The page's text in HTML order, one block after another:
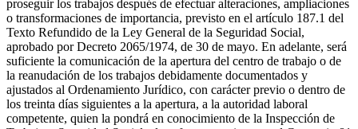
proseguir los trabajos después de efectuar alteraciones, ampliaciones
o transformaciones de importancia, previsto en el artículo 187.1 del
Texto Refundido de la Ley General de la Seguridad Social,
aprobado por Decreto 2065/1974, de 30 de mayo. En adelante, será
suficiente la comunicación de la apertura del centro de trabajo o de
la reanudación de los trabajos debidamente documentados y
ajustados al Ordenamiento Jurídico, con carácter previo o dentro de
los treinta días siguientes a la apertura, a la autoridad laboral
competente, quien la pondrá en conocimiento de la Inspección de